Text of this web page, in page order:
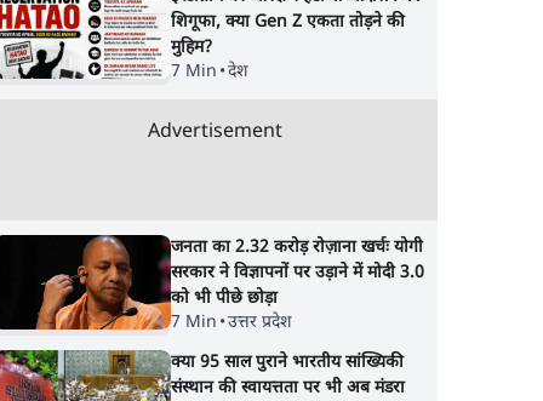
शिगूफा, क्या Gen Z एकता तोड़ने की
मुहिम?
7 Min •देश
Advertisement
जनता का 2.32 करोड़ रोज़ाना खर्चः योगी
सरकार ने विज्ञापनों पर उड़ाने में मोदी 3.0
को भी पीछे छोड़ा
7 Min •उत्तर प्रदेश
क्या 95 साल पुराने भारतीय सांख्यिकी
संस्थान की स्वायत्तता पर भी अब मंडरा